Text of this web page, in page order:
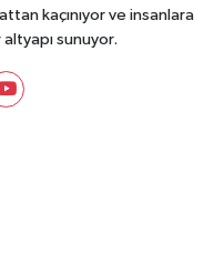
kaçınıyor ve insanlara
sunuyor.